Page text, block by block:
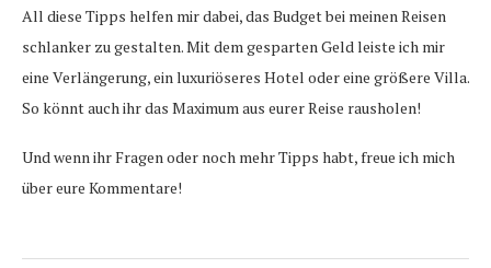
All diese Tipps helfen mir dabei, das Budget bei meinen Reisen
schlanker zu gestalten. Mit dem gesparten Geld leiste ich mir
eine Verlängerung, ein luxuriöseres Hotel oder eine größere Villa.
So könnt auch ihr das Maximum aus eurer Reise rausholen!
Und wenn ihr Fragen oder noch mehr Tipps habt, freue ich mich
über eure Kommentare!